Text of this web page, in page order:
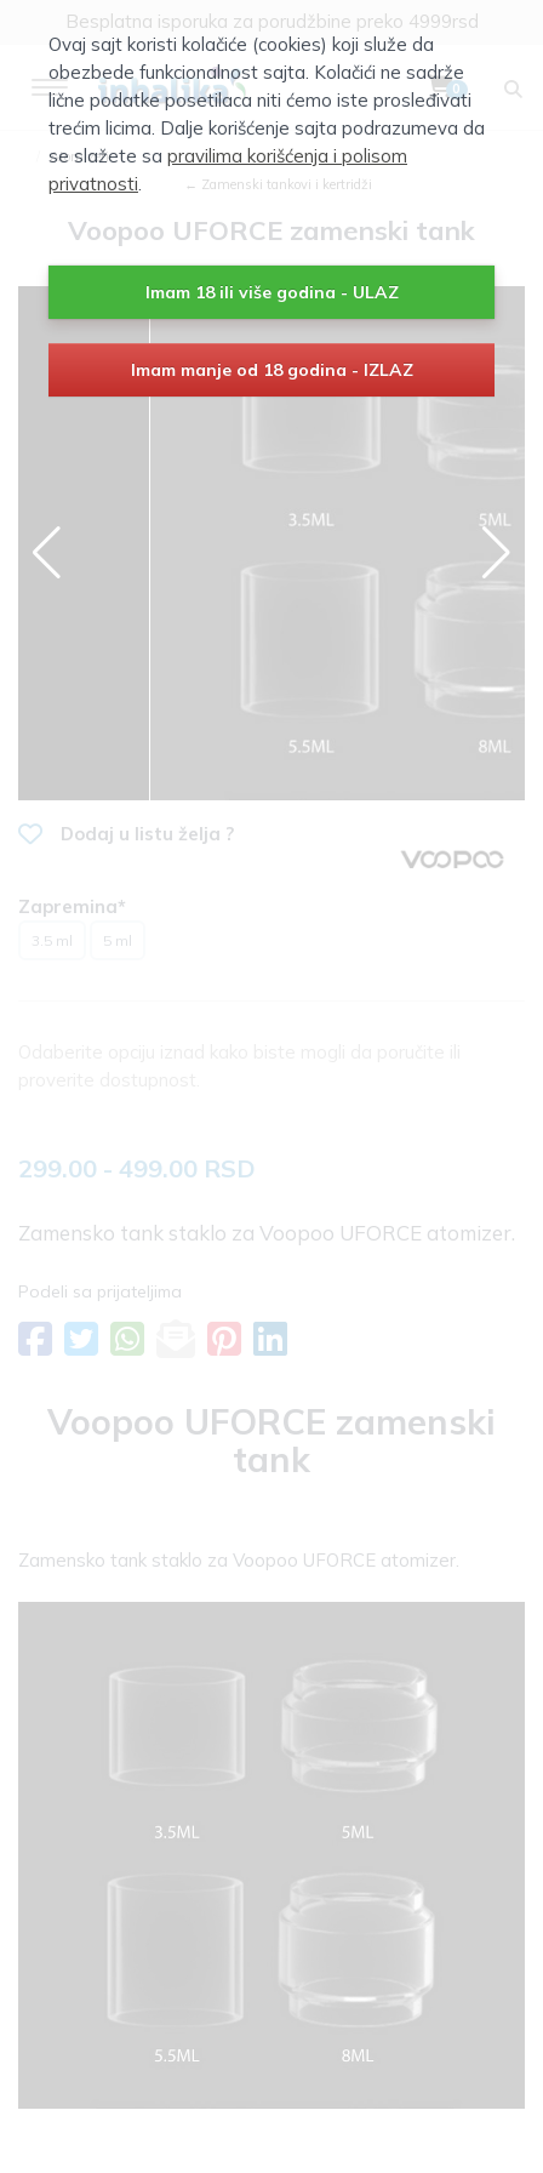
Besplatna isporuka za porudžbine preko 4999rsd
0
Atomizeri
← Zamenski tankovi i kertridži
Voopoo UFORCE zamenski tank
Dodaj u listu želja ?
Zapremina*
3.5 ml 5 ml
299.00 - 499.00 RSD
Zamensko tank staklo za Voopoo UFORCE atomizer.
Podeli sa prijateljima
Voopoo UFORCE zamenski
tank
Zamensko tank staklo za Voopoo UFORCE atomizer.
Ovaj sajt koristi kolačiće (cookies) koji služe da
obezbede funkcionalnost sajta. Kolačići ne sadrže
lične podatke posetilaca niti ćemo iste prosleđivati
trećim licima. Dalje korišćenje sajta podrazumeva da
se slažete sa pravilima korišćenja i polisom
privatnosti.
Imam 18 ili više godina - ULAZ
Imam manje od 18 godina - IZLAZ